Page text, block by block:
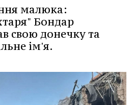
малюка:
Бондар
свою донечку та
ім'я.